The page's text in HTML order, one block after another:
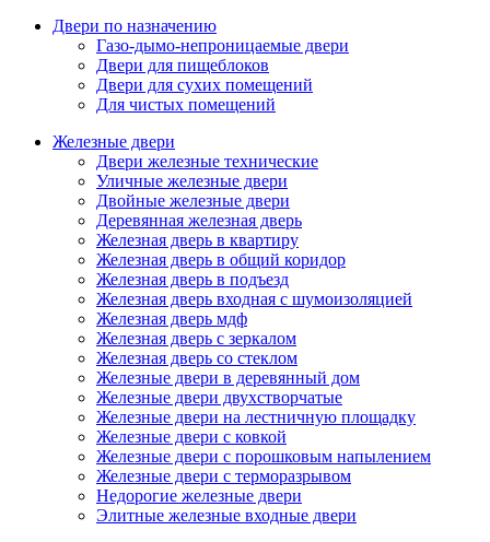
Двери по назначению
Газо-дымо-непроницаемые двери
Двери для пищеблоков
Двери для сухих помещений
Для чистых помещений
Железные двери
Двери железные технические
Уличные железные двери
Двойные железные двери
Деревянная железная дверь
Железная дверь в квартиру
Железная дверь в общий коридор
Железная дверь в подъезд
Железная дверь входная с шумоизоляцией
Железная дверь мдф
Железная дверь с зеркалом
Железная дверь со стеклом
Железные двери в деревянный дом
Железные двери двухстворчатые
Железные двери на лестничную площадку
Железные двери с ковкой
Железные двери с порошковым напылением
Железные двери с терморазрывом
Недорогие железные двери
Элитные железные входные двери